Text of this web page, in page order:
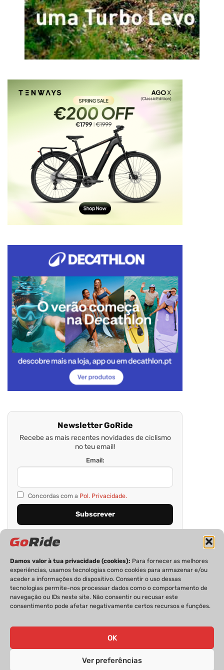
Damos valor à tua privacidade (cookies): Para fornecer as melhores
experiências, usamos tecnologias como cookies para armazenar e/ou
aceder a informações do dispositivo. Consentir o uso dessas
tecnologias permite-nos processar dados como o comportamento de
navegação ou IDs neste site. Não consentir ou recusar este
consentimento pode afetar negativamente certos recursos e funções.
OK
Ver preferências
Newsletter GoRide
Recebe as mais recentes novidades de ciclismo
no teu email!
Email:
Concordas com a Pol. Privacidade.
PRIVACIDADE FICHA TÉCNICA
ESTATUTO EDITORIAL